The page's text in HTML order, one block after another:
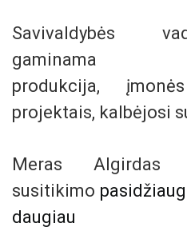
Savivaldybės
gaminama
produkcija,
projektais, kalbėjosi
Meras Algirdas
susitikimo
daugiau